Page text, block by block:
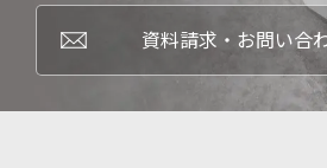
資料請求・お問い合